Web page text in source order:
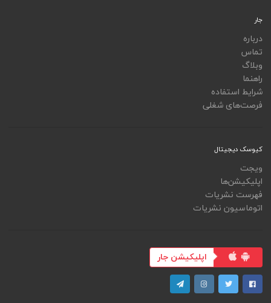
جار
درباره
تماس
وبلاگ
راهنما
شرایط استفاده
فرصت‌های شغلی
کیوسک دیجیتال
ویجت
اپلیکیشن‌ها
فهرست نشریات
اتوماسیون نشریات
اپلیکیشن جار